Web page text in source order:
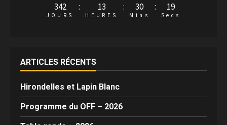
342
JOURS
: 13
HEURES
: 30
Mins
: 19
Secs
ARTICLES RÉCENTS
Hirondelles et Lapin Blanc
Programme du OFF – 2026